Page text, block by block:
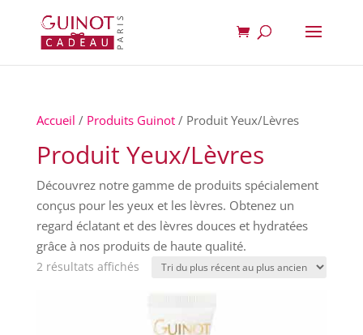
Accueil / Produits Guinot/ Produit Yeux/Lèvres
Produit Yeux/Lèvres
Découvrez notre gamme de produits spécialement
conçus pour les yeux et les lèvres. Obtenez un
regard éclatant et des lèvres douces et hydratées
grâce à nos produits de haute qualité.
2 résultats affichésTrié
récent